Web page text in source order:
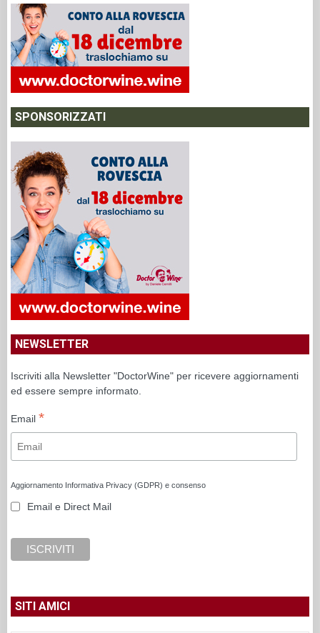
SPONSORIZZATI
NEWSLETTER
Iscriviti alla Newsletter "DoctorWine" per ricevere aggiornamenti
ed essere sempre informato.
Email *
Aggiornamento Informativa Privacy (GDPR) e consenso
Email e Direct Mail
SITI AMICI